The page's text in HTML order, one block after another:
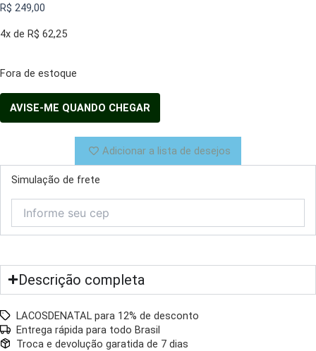
R$ 249,00
4x de R$ 62,25
Fora de estoque
Adicionar a lista de desejos
Simulação de frete
Descrição completa
LACOSDENATAL para 12% de desconto
Entrega rápida para todo Brasil
Troca e devolução garatida de 7 dias